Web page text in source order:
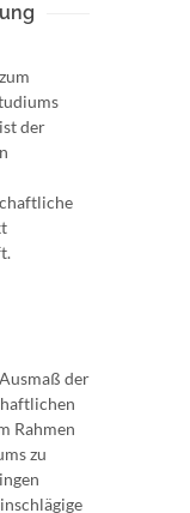
der
der
Rahmen
zu